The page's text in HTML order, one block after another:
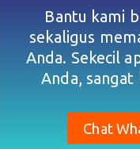
Bantu kami
sekaligus
Anda. Sekecil
Anda, sangat
Chat